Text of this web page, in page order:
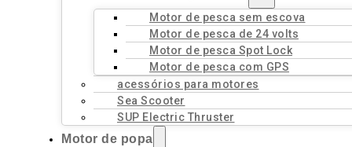
Motor de pesca sem escova
Motor de pesca de 24 volts
Motor de pesca Spot Lock
Motor de pesca com GPS
acessórios para motores
Sea Scooter
SUP Electric Thruster
Motor de popa